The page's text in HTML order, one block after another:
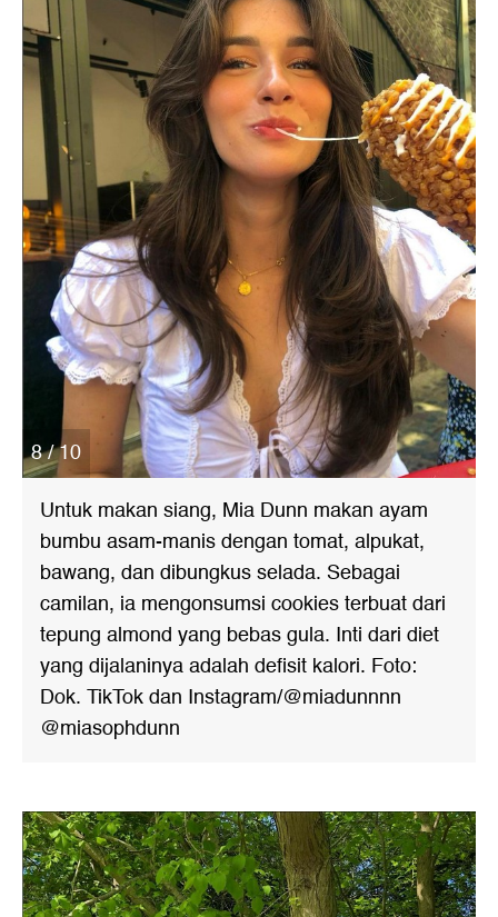
8 / 10
Untuk makan siang, Mia Dunn makan ayam
bumbu asam-manis dengan tomat, alpukat,
bawang, dan dibungkus selada. Sebagai
camilan, ia mengonsumsi cookies terbuat dari
tepung almond yang bebas gula. Inti dari diet
yang dijalaninya adalah defisit kalori. Foto:
Dok. TikTok dan Instagram/@miadunnnn
@miasophdunn